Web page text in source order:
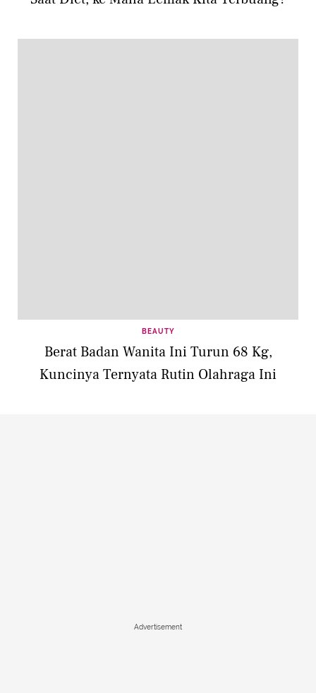
BEAUTY
Berat Badan Wanita Ini Turun 68 Kg,
Kuncinya Ternyata Rutin Olahraga Ini
Advertisement